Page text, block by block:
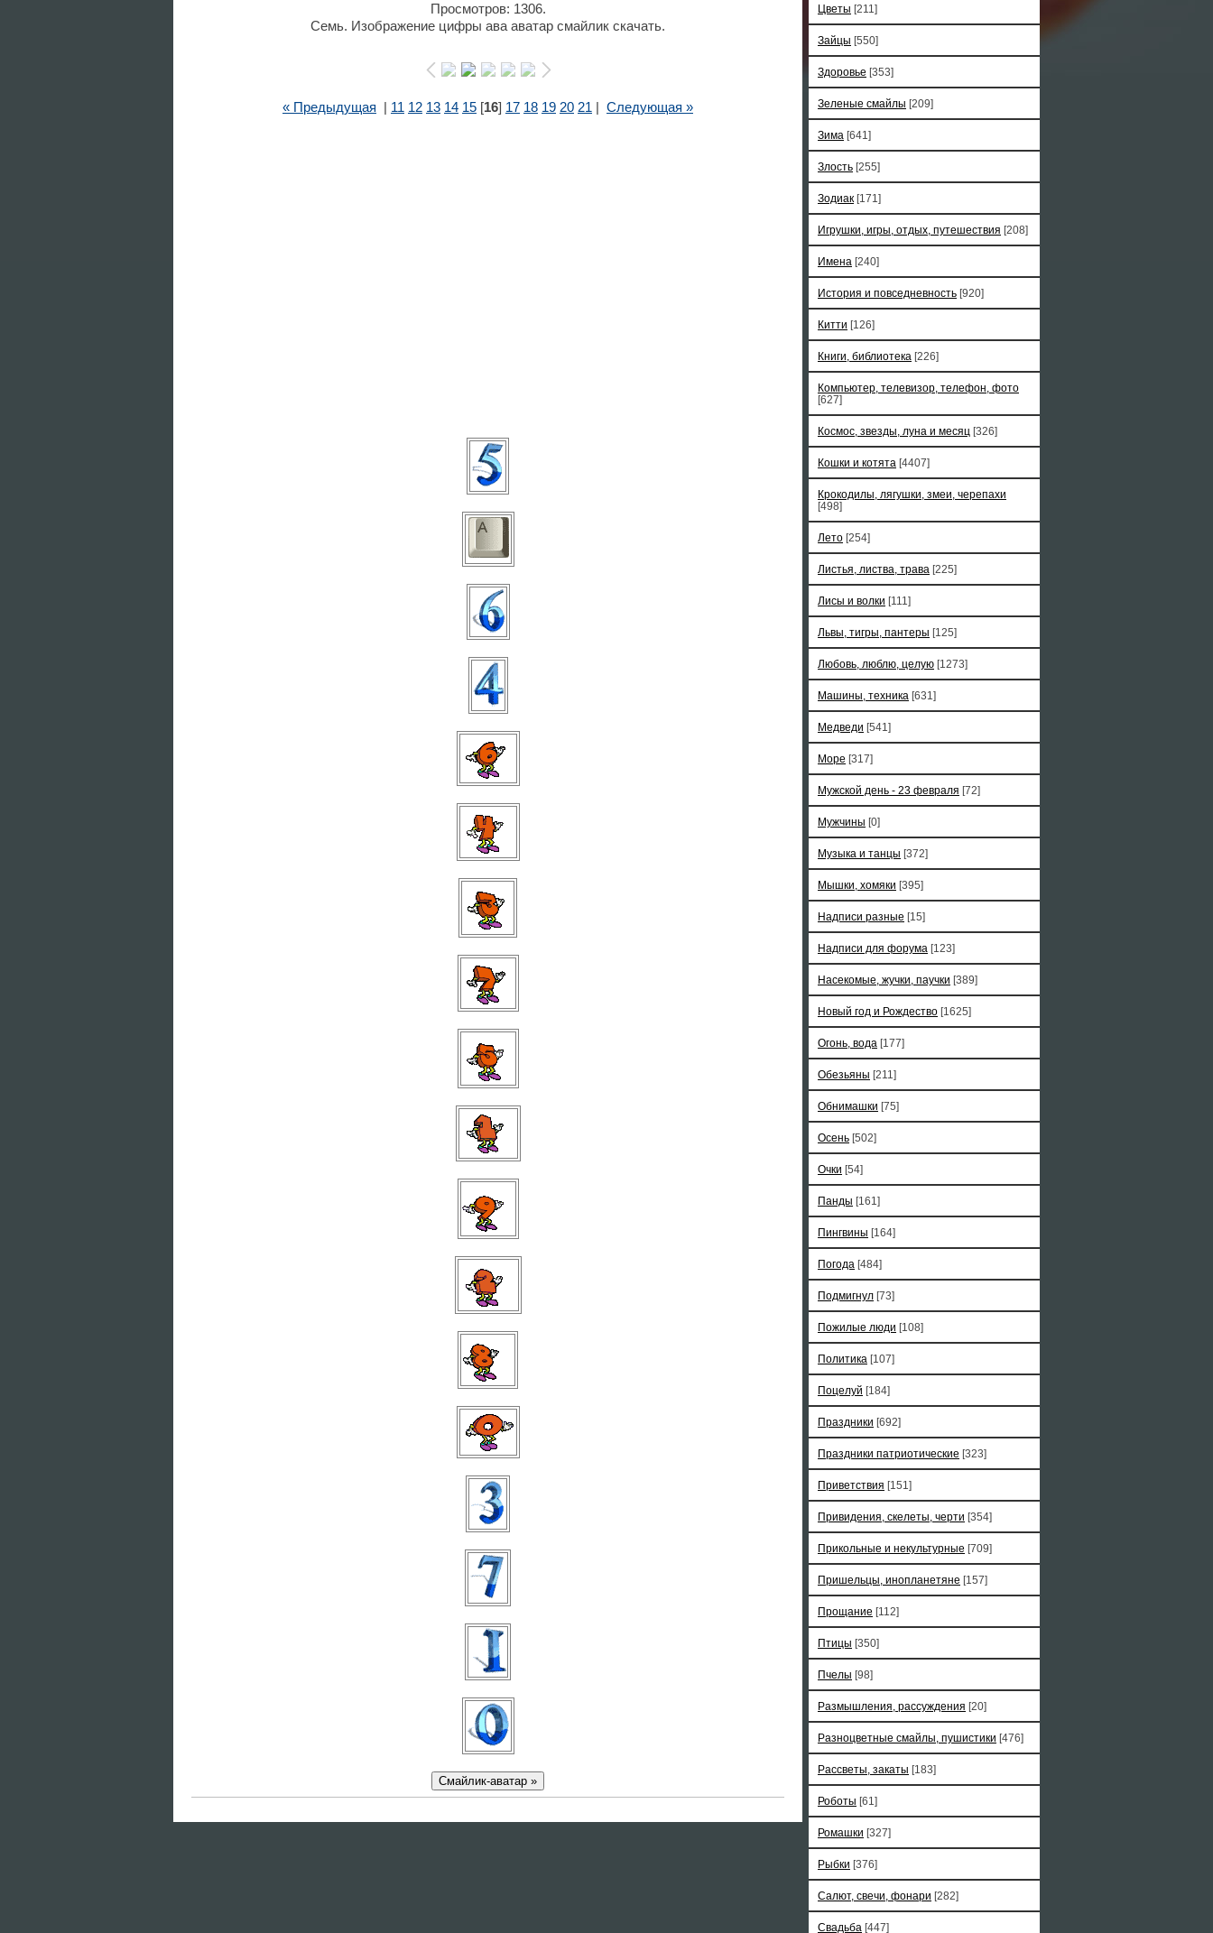
Просмотров: 1306.
Семь. Изображение цифры ава аватар смайлик скачать.
« Предыдущая 11 12 13 14 15 [16] 17 18 19 20 21 Следующая »
Смайлик-аватар »
Цветы [211]
Зайцы [550]
Здоровье [353]
Зеленые смайлы [209]
Зима [641]
Злость [255]
Зодиак [171]
Игрушки, игры, отдых, путешествия [208]
Имена [240]
История и повседневность [920]
Китти [126]
Книги, библиотека [226]
Компьютер, телевизор, телефон, фото
[627]
Космос, звезды, луна и месяц [326]
Кошки и котята [4407]
Крокодилы, лягушки, змеи, черепахи
[498]
Лето [254]
Листья, листва, трава [225]
Лисы и волки [111]
Львы, тигры, пантеры [125]
Любовь, люблю, целую [1273]
Машины, техника [631]
Медведи [541]
Море [317]
Мужской день - 23 февраля [72]
Мужчины [0]
Музыка и танцы [372]
Мышки, хомяки [395]
Надписи разные [15]
Надписи для форума [123]
Насекомые, жучки, паучки [389]
Новый год и Рождество [1625]
Огонь, вода [177]
Обезьяны [211]
Обнимашки [75]
Осень [502]
Очки [54]
Панды [161]
Пингвины [164]
Погода [484]
Подмигнул [73]
Пожилые люди [108]
Политика [107]
Поцелуй [184]
Праздники [692]
Праздники патриотические [323]
Приветствия [151]
Привидения, скелеты, черти [354]
Прикольные и некультурные [709]
Пришельцы, инопланетяне [157]
Прощание [112]
Птицы [350]
Пчелы [98]
Размышления, рассуждения [20]
Разноцветные смайлы, пушистики [476]
Рассветы, закаты [183]
Роботы [61]
Ромашки [327]
Рыбки [376]
Салют, свечи, фонари [282]
Свадьба [447]